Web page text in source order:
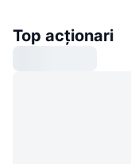
Top acționari